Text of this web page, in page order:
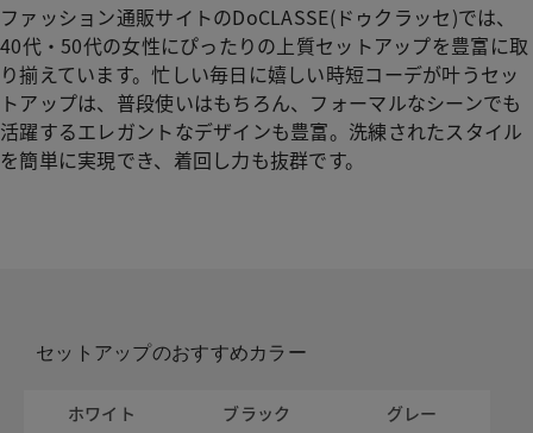
ファッション通販サイトのDoCLASSE(ドゥクラッセ)では、
40代・50代の女性にぴったりの上質セットアップを豊富に取
り揃えています。忙しい毎日に嬉しい時短コーデが叶うセッ
トアップは、普段使いはもちろん、フォーマルなシーンでも
活躍するエレガントなデザインも豊富。洗練されたスタイル
を簡単に実現でき、着回し力も抜群です。
セットアップのおすすめカラー
ホワイト ブラック
グレー